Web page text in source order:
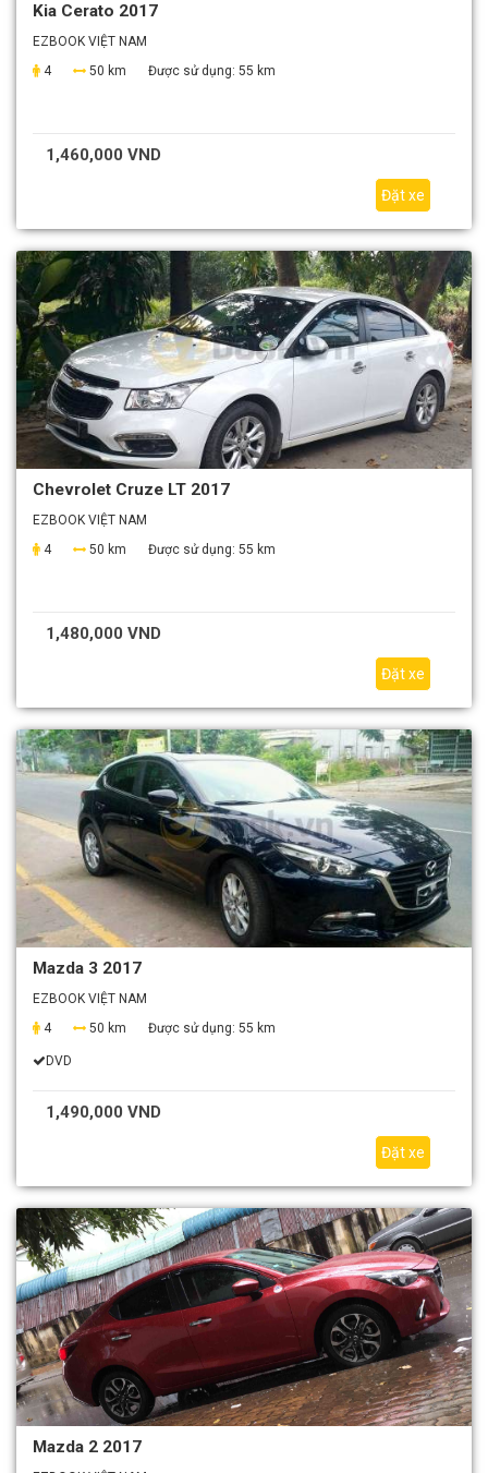
Kia Cerato 2017
EZBOOK VIỆT NAM
4
50 km Được sử dụng: 55 km
1,460,000 VND
Đặt xe
Chevrolet Cruze LT 2017
EZBOOK VIỆT NAM
4
50 km Được sử dụng: 55 km
1,480,000 VND
Đặt xe
Mazda 3 2017
EZBOOK VIỆT NAM
4
50 km Được sử dụng: 55 km
DVD
1,490,000 VND
Đặt xe
Mazda 2 2017